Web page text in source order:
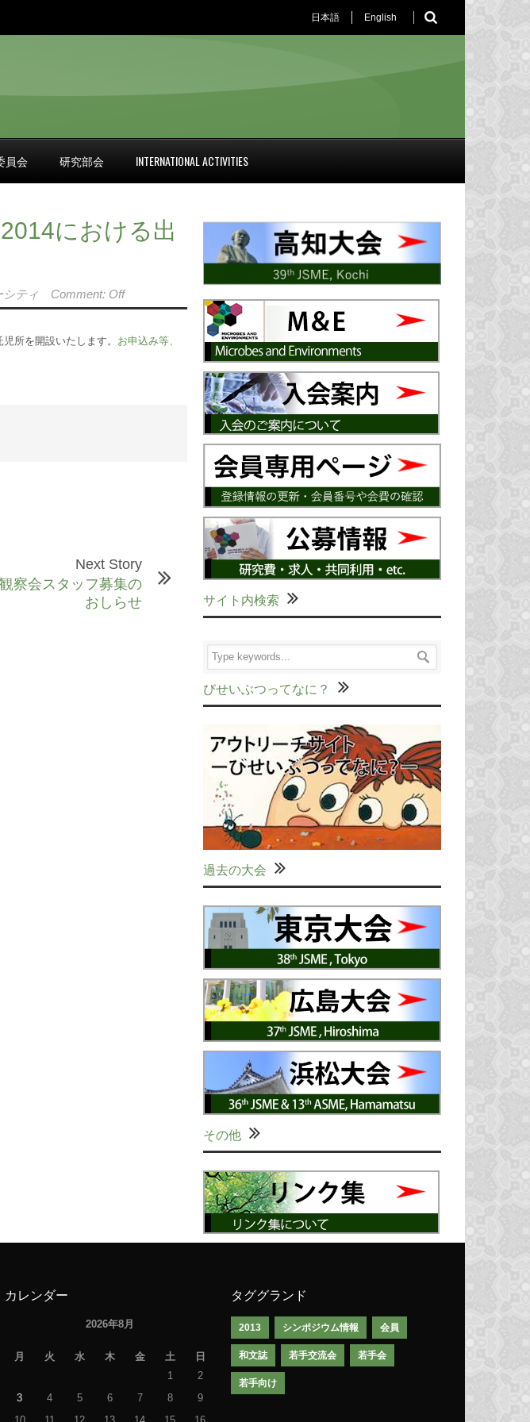
日本語 English
員会 研究部会 INTERNATIONAL ACTIVITIES
における出
シティ Comment: Off
所を開設いたします。 お申込み等、
Next Story
察会スタッフ募集の
おしらせ
サイト内検索
びせいぶつってなに？
過去の大会
その他
カレンダー
2026年8月
月 火 水 木 金 土
日
1
2
3
4 5 6 7 8
9
タググランド
2013 シンポジウム情報 会員
和文誌 若手交流会 若手会
若手向け